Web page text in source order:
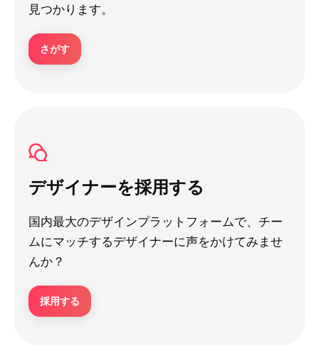
見つかります。
さがす
デザイナーを採用する
国内最大のデザインプラットフォームで、チー
ムにマッチするデザイナーに声をかけてみませ
んか？
採用する